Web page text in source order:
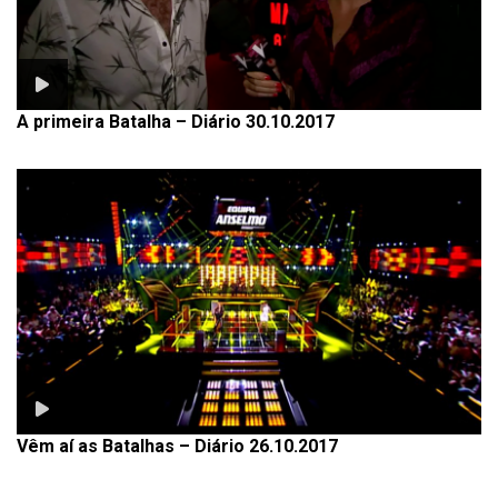
A primeira Batalha – Diário 30.10.2017
Vêm aí as Batalhas – Diário 26.10.2017